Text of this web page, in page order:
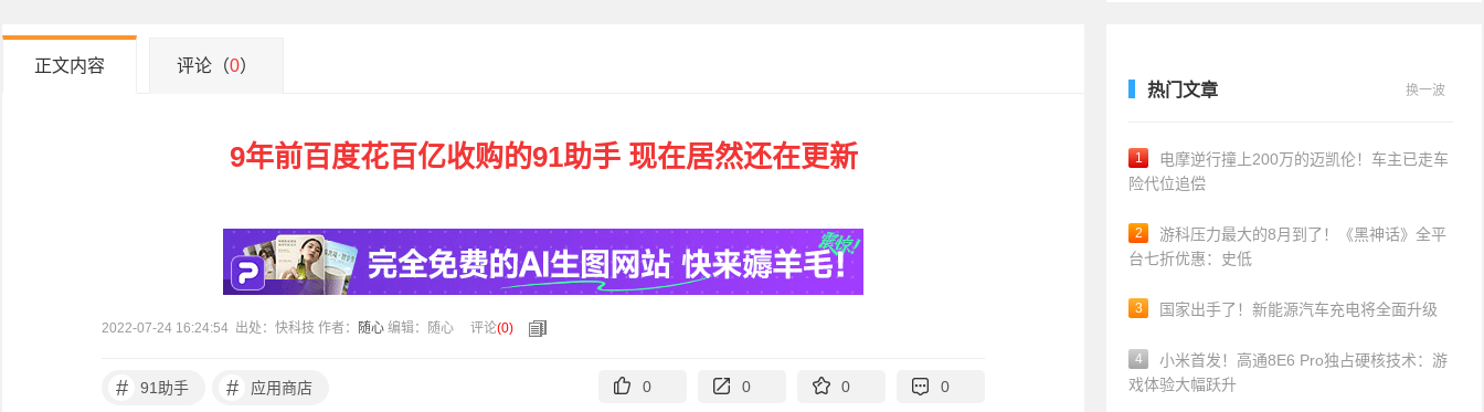
正文内容 评论（0）
9年前百度花百亿收购的91助手 现在居然还在更新
2022-07-24 16:24:54 出处：快科技 作者： 随心 编辑：随心 评论(0)
# 91助手 # 应用商店 0 0 0 0
热门文章 换一波
1
电摩逆行撞上200万的迈凯伦！车主已走车
险代位追偿
2
游科压力最大的8月到了！《黑神话》全平
台七折优惠：史低
3 国家出手了！新能源汽车充电将全面升级
4
小米首发！高通8E6 Pro独占硬核技术：游
戏体验大幅跃升